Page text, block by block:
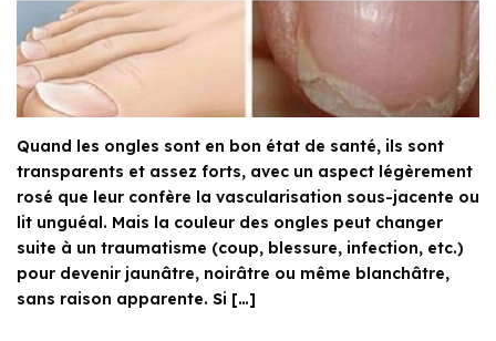
Quand les ongles sont en bon état de santé, ils sont
transparents et assez forts, avec un aspect légèrement
rosé que leur confère la vascularisation sous-jacente ou
lit unguéal. Mais la couleur des ongles peut changer
suite à un traumatisme (coup, blessure, infection, etc.)
pour devenir jaunâtre, noirâtre ou même blanchâtre,
sans raison apparente. Si […]